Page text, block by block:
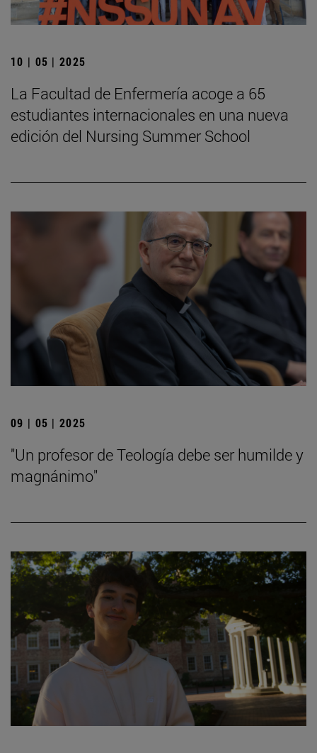
10 | 05 | 2025
La Facultad de Enfermería acoge a 65
estudiantes internacionales en una nueva
edición del Nursing Summer School
09 | 05 | 2025
"Un profesor de Teología debe ser humilde y
magnánimo"